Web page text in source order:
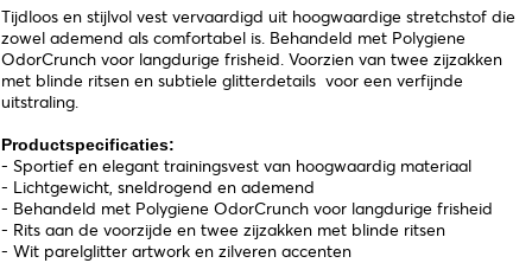
Tijdloos en stijlvol vest vervaardigd uit hoogwaardige stretchstof die
zowel ademend als comfortabel is. Behandeld met Polygiene
OdorCrunch voor langdurige frisheid. Voorzien van twee zijzakken
met blinde ritsen en subtiele glitterdetails voor een verfijnde
uitstraling.
Productspecificaties:
- Sportief en elegant trainingsvest van hoogwaardig materiaal
- Lichtgewicht, sneldrogend en ademend
- Behandeld met Polygiene OdorCrunch voor langdurige frisheid
- Rits aan de voorzijde en twee zijzakken met blinde ritsen
- Wit parelglitter artwork en zilveren accenten